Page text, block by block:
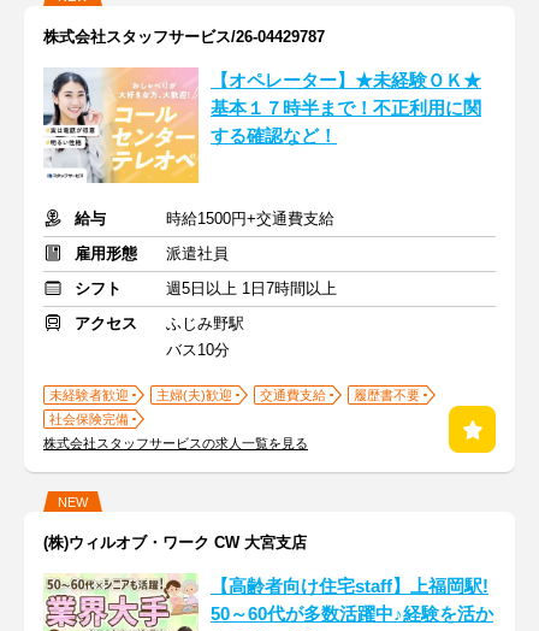
株式会社スタッフサービス/26-04429787
【オペレーター】★未経験ＯＫ★
基本１７時半まで！不正利用に関
する確認など！
給与
時給1500円+交通費支給
雇用形態
派遣社員
シフト
週5日以上 1日7時間以上
アクセス
ふじみ野駅
バス10分
未経験者歓迎 主婦(夫)歓迎 交通費支給
履歴書不要
社会保険完備
株式会社スタッフサービスの求人一覧を見る
NEW
(株)ウィルオブ・ワーク CW 大宮支店
【高齢者向け住宅staff】上福岡駅!
50～60代が多数活躍中♪経験を活か